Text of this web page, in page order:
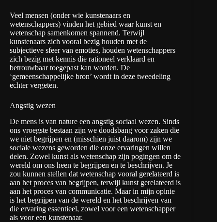
Veel mensen (onder wie kunstenaars en
wetenschappers) vinden het gebied waar kunst en
wetenschap samenkomen spannend. Terwijl
kunstenaars zich vooral bezig houden met de
subjectieve sfeer van emoties, houden wetenschappers
zich bezig met kennis die rationeel verklaard en
betrouwbaar toegepast kan worden. De
‘gemeenschappelijke bron’ wordt in deze tweedeling
echter vergeten.
Angstig wezen
De mens is van nature een angstig sociaal wezen. Sinds
ons vroegste bestaan zijn we doodsbang voor zaken die
we niet begrijpen en (misschien juist daarom) zijn we
sociale wezens geworden die onze ervaringen willen
delen. Zowel kunst als wetenschap zijn pogingen om de
wereld om ons heen te begrijpen en te beschrijven. Je
zou kunnen stellen dat wetenschap vooral gerelateerd is
aan het proces van begrijpen, terwijl kunst gerelateerd is
aan het proces van communicatie. Maar in mijn opinie
is het begrijpen van de wereld en het beschrijven van
die ervaring essentieel, zowel voor een wetenschapper
als voor een kunstenaar.